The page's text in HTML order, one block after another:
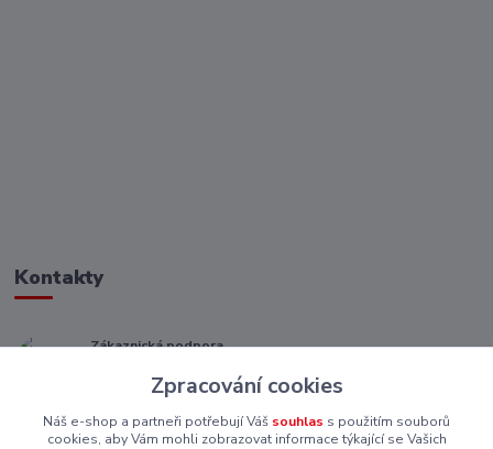
Kontakty
Zákaznická podpora
(Po-Pá, 8-16 hod.)
eshop@piskutekzs.cz
Zpracování cookies
Náš e-shop a partneři potřebují Váš souhlas s použitím souborů
cookies, aby Vám mohli zobrazovat informace týkající se Vašich